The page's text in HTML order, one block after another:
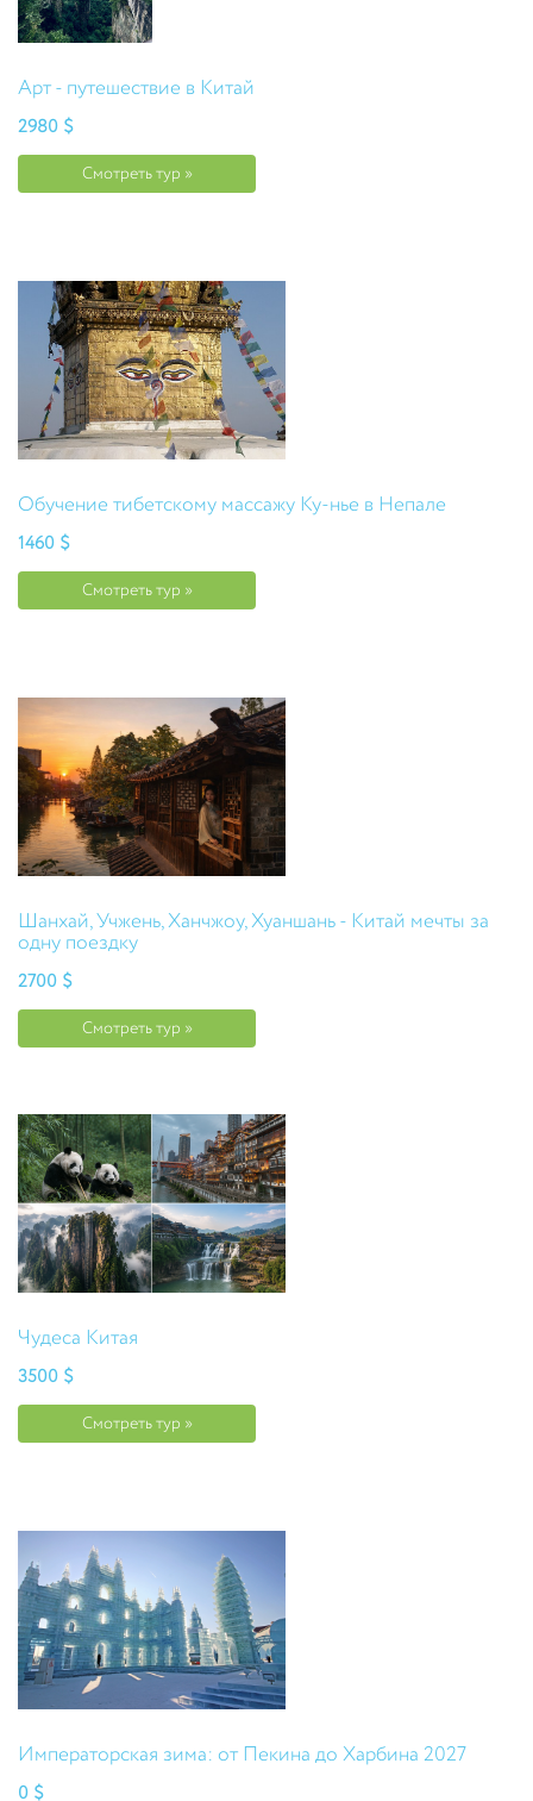
Арт - путешествие в Китай
2980 $
Смотреть тур »
Обучение тибетскому массажу Ку-нье в Непале
1460 $
Смотреть тур »
Шанхай, Учжень, Ханчжоу, Хуаншань - Китай мечты за
одну поездку
2700 $
Смотреть тур »
Чудеса Китая
3500 $
Смотреть тур »
Императорская зима: от Пекина до Харбина 2027
0 $